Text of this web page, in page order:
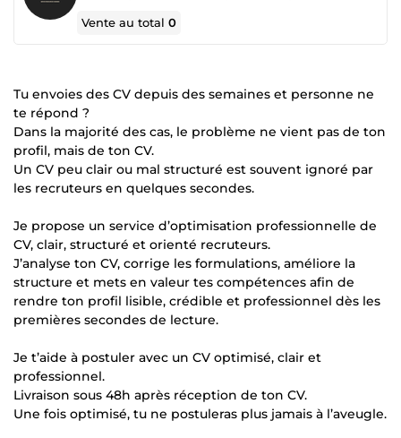
Vente au total0
Tu envoies des CV depuis des semaines et personne ne
te répond ?
Dans la majorité des cas, le problème ne vient pas de ton
profil, mais de ton CV.
Un CV peu clair ou mal structuré est souvent ignoré par
les recruteurs en quelques secondes.
Je propose un service d’optimisation professionnelle de
CV, clair, structuré et orienté recruteurs.
J’analyse ton CV, corrige les formulations, améliore la
structure et mets en valeur tes compétences afin de
rendre ton profil lisible, crédible et professionnel dès les
premières secondes de lecture.
Je t’aide à postuler avec un CV optimisé, clair et
professionnel.
Livraison sous 48h après réception de ton CV.
Une fois optimisé, tu ne postuleras plus jamais à l’aveugle.